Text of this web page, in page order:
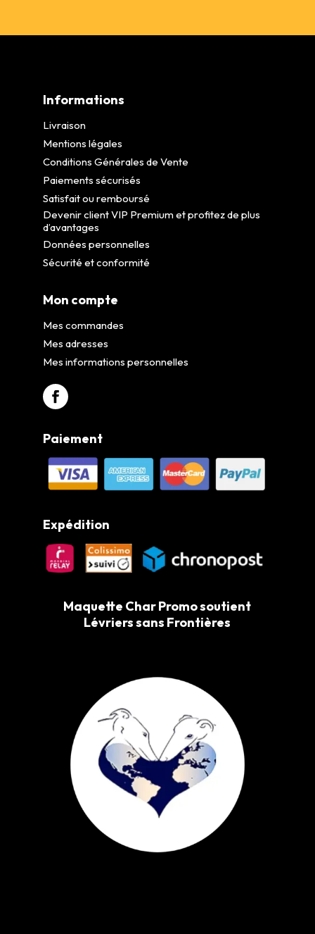
Informations
Livraison
Mentions légales
Conditions Générales de Vente
Paiements sécurisés
Satisfait ou remboursé
Devenir client VIP Premium et profitez de plus
d’avantages
Données personnelles
Sécurité et conformité
Mon compte
Mes commandes
Mes adresses
Mes informations personnelles
Paiement
Expédition
Maquette Char Promo soutient
Lévriers sans Frontières